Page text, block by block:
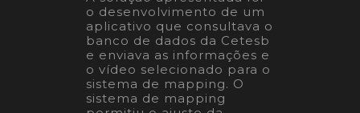
o desenvolvimento de um
aplicativo que consultava o
banco de dados da Cetesb
e enviava as informações e
o vídeo selecionado para o
sistema de mapping. O
sistema de mapping